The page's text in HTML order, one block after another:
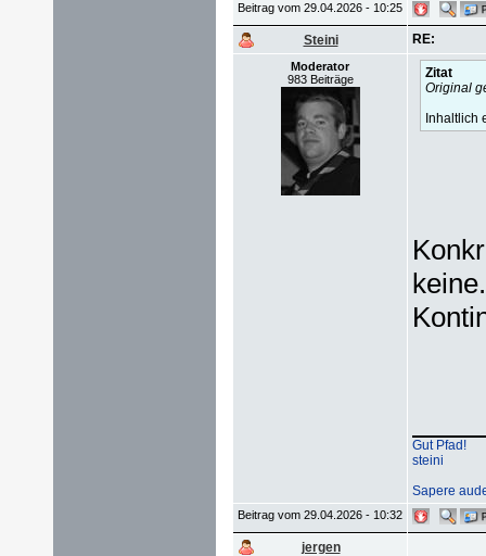
Beitrag vom 29.04.2026 - 10:25
Steini RE:
Moderator
983 Beiträge
Zitat
Original
Inhaltlich
Gut Pfad!
steini
Sapere
Beitrag vom 29.04.2026 - 10:32
jergen